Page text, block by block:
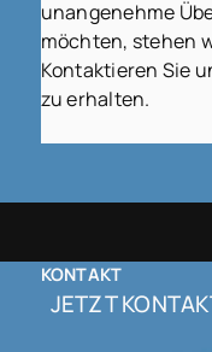
unangenehme
möchten, stehen
Kontaktieren Sie
zu erhalten.
KONTAKT
JETZT